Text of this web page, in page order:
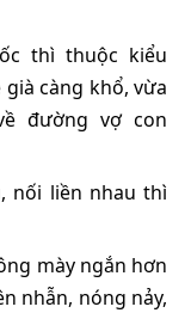
thì thuộc kiểu
càng khổ, vừa
đường vợ con
nối liền nhau thì
mày ngắn hơn
nhẫn, nóng nảy,